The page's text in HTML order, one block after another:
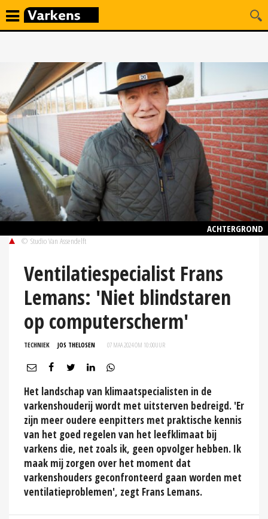
ACHTERGROND
© Studio Van Assendelft
Ventilatiespecialist Frans
Lemans: 'Niet blindstaren
op computerscherm'
TECHNIEK JOS THELOSEN 07 MAA 2024 OM 10:00UUR
Het landschap van klimaatspecialisten in de
varkenshouderij wordt met uitsterven bedreigd. 'Er
zijn meer oudere eenpitters met praktische kennis
van het goed regelen van het leefklimaat bij
varkens die, net zoals ik, geen opvolger hebben. Ik
maak mij zorgen over het moment dat
varkenshouders geconfronteerd gaan worden met
ventilatieproblemen', zegt Frans Lemans.